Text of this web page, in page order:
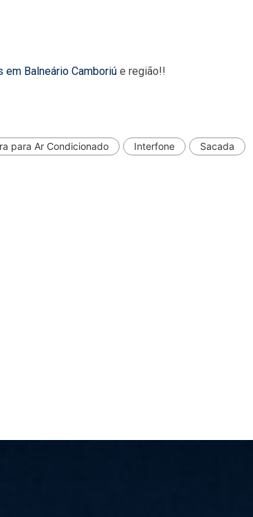
Balneário Camboriú e região!!
para Ar Condicionado Interfone
Sacada